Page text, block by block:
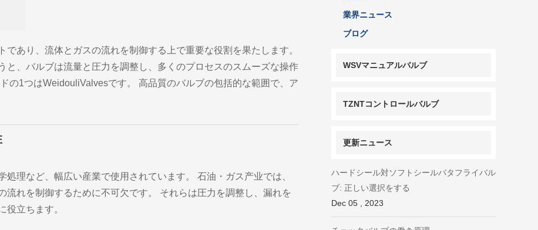
あり、流体とガスの流れを制御する上で重要な役割を果たします。
と、バルブは流量と圧力を調整し、多くのプロセスのスムーズな操作
の1つはWeidouliValvesです。 高品質のバルブの包括的な範囲で、ア
理など、幅広い産業で使用されています。 石油・ガス产业では、
れを制御するために不可欠です。 それらは圧力を調整し、漏れを
役立ちます。
業界ニュース
ブログ
WSVマニュアルバルブ
TZNTコントロールバルブ
更新ニュース
ハードシール対ソフトシールバタフライバル
ブ: 正しい選択をする
Dec 05 , 2023